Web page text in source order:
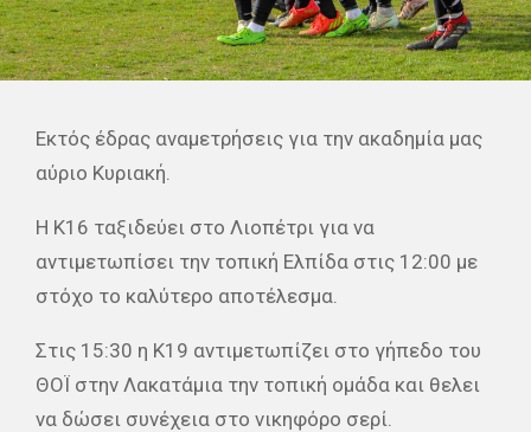
Εκτός έδρας αναμετρήσεις για την ακαδημία μας
αύριο Κυριακή.
Η Κ16 ταξιδεύει στο Λιοπέτρι για να
αντιμετωπίσει την τοπική Ελπίδα στις 12:00 με
στόχο το καλύτερο αποτέλεσμα.
Στις 15:30 η Κ19 αντιμετωπίζει στο γήπεδο του
ΘΟΪ στην Λακατάμια την τοπική ομάδα και θελει
να δώσει συνέχεια στο νικηφόρο σερί.